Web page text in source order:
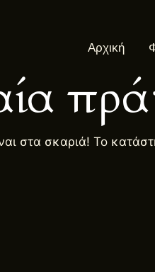
Αρχική
στα σκαριά! Το